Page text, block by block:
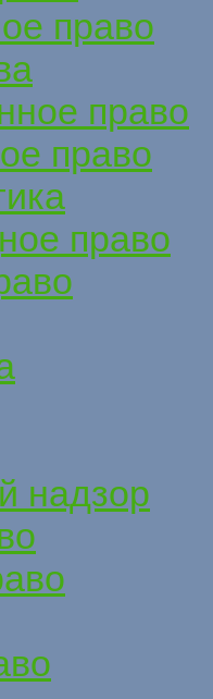
право
право
право
право
надзор